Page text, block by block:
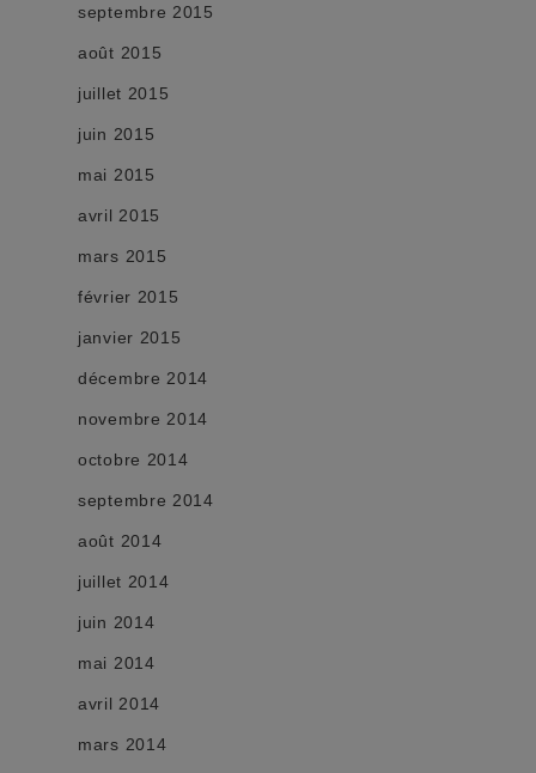
septembre 2015
août 2015
juillet 2015
juin 2015
mai 2015
avril 2015
mars 2015
février 2015
janvier 2015
décembre 2014
novembre 2014
octobre 2014
septembre 2014
août 2014
juillet 2014
juin 2014
mai 2014
avril 2014
mars 2014